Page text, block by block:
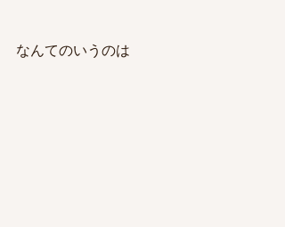
なんてのいうのは